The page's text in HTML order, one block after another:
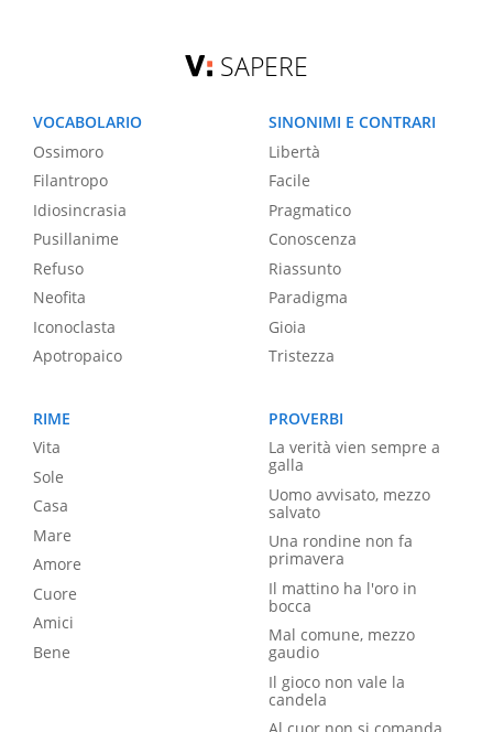
SAPERE
VOCABOLARIO
Ossimoro
Filantropo
Idiosincrasia
Pusillanime
Refuso
Neofita
Iconoclasta
Apotropaico
SINONIMI E CONTRARI
Libertà
Facile
Pragmatico
Conoscenza
Riassunto
Paradigma
Gioia
Tristezza
RIME
Vita
Sole
Casa
Mare
Amore
Cuore
Amici
Bene
PROVERBI
La verità vien sempre a
galla
Uomo avvisato, mezzo
salvato
Una rondine non fa
primavera
Il mattino ha l'oro in
bocca
Mal comune, mezzo
gaudio
Il gioco non vale la
candela